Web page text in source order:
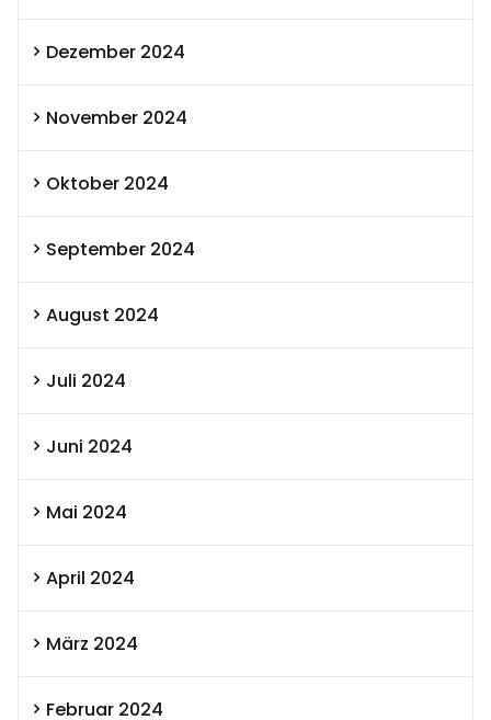
Dezember 2024
November 2024
Oktober 2024
September 2024
August 2024
Juli 2024
Juni 2024
Mai 2024
April 2024
März 2024
Februar 2024